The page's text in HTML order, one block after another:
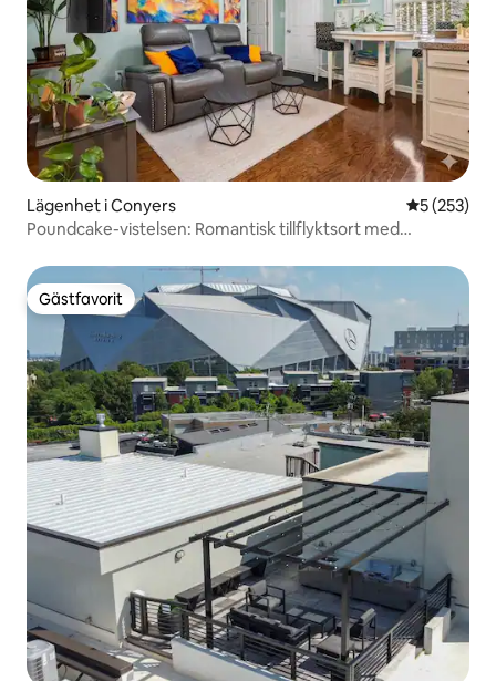
Lägenhet i Conyers 5 av 5 i
5 (253)
Poundcake-vistelsen: Romantisk tillflyktsort med
Gästfavorit
Gästfavorit